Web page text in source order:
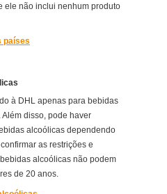
ele não inclui nenhum produto
países
à DHL apenas para bebidas
disso, pode haver
alcoólicas dependendo
as restrições e
alcoólicas não podem
de 20 anos.